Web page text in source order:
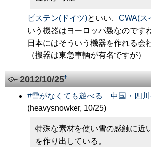
ピステン(ドイツ)といい、 CWA(ス
いう機器はヨーロッパ製なのですね
日本にはそういう機器を作れる会
（搬器は東急車輌が有名ですが）
2012/10/25†
#雪がなくても遊べる 中国・四川
(heavysnowker, 10/25)
特殊な素材を使い雪の感触に近
を作り出している。